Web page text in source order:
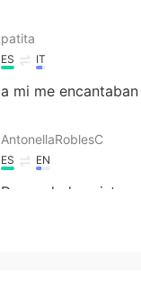
patita
ES IT
a mi me
AntonellaRoblesC
ES EN
De verdad ¿existen